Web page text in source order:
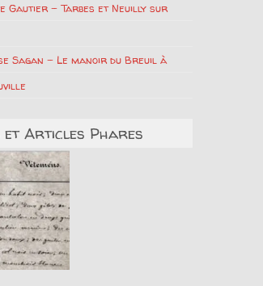
Gautier – Tarbes et Neuilly sur
Sagan – Le manoir du Breuil à
et Articles Phares